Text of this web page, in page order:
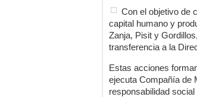
Con el objetivo de
capital humano y
Zanja, Pisit y
transferencia a la
Estas acciones
ejecuta Compañía de
responsabilidad